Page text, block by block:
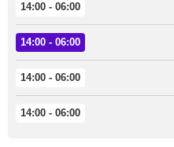
06:00 - 14:00
06:00 - 14:00
06:00 - 14:00
06:00 - 14:00